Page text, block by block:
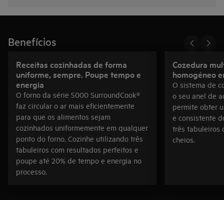
Benefícios
Receitas cozinhadas de forma
uniforme, sempre. Poupe tempo e
energia
O forno da série 5000 SurroundCook®
faz circular o ar mais eficientemente
para que os alimentos sejam
cozinhados uniformemente em qualquer
ponto do forno. Cozinhe utilizando três
tabuleiros com resultados perfeitos e
poupe até 20% de tempo e energia no
processo.
Cozedura
homogéneo
O sistema de
o seu anel de
permite obter
e consistente
três tabuleiros
cheios.